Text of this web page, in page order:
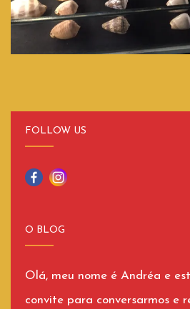
FOLLOW US
O BLOG
Olá, meu nome é Andréa e
convite para conversarmos e